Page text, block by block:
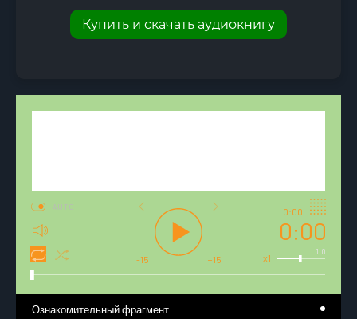
Купить и скачать аудиокнигу
0:00
0:00
1.0
x1
-15 +15
AUTO
Ознакомительный фрагмент